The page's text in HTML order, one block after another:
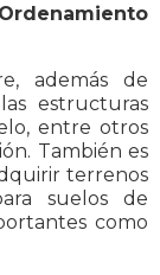
además de
estructuras
entre otros
También es
terrenos
suelos de
como